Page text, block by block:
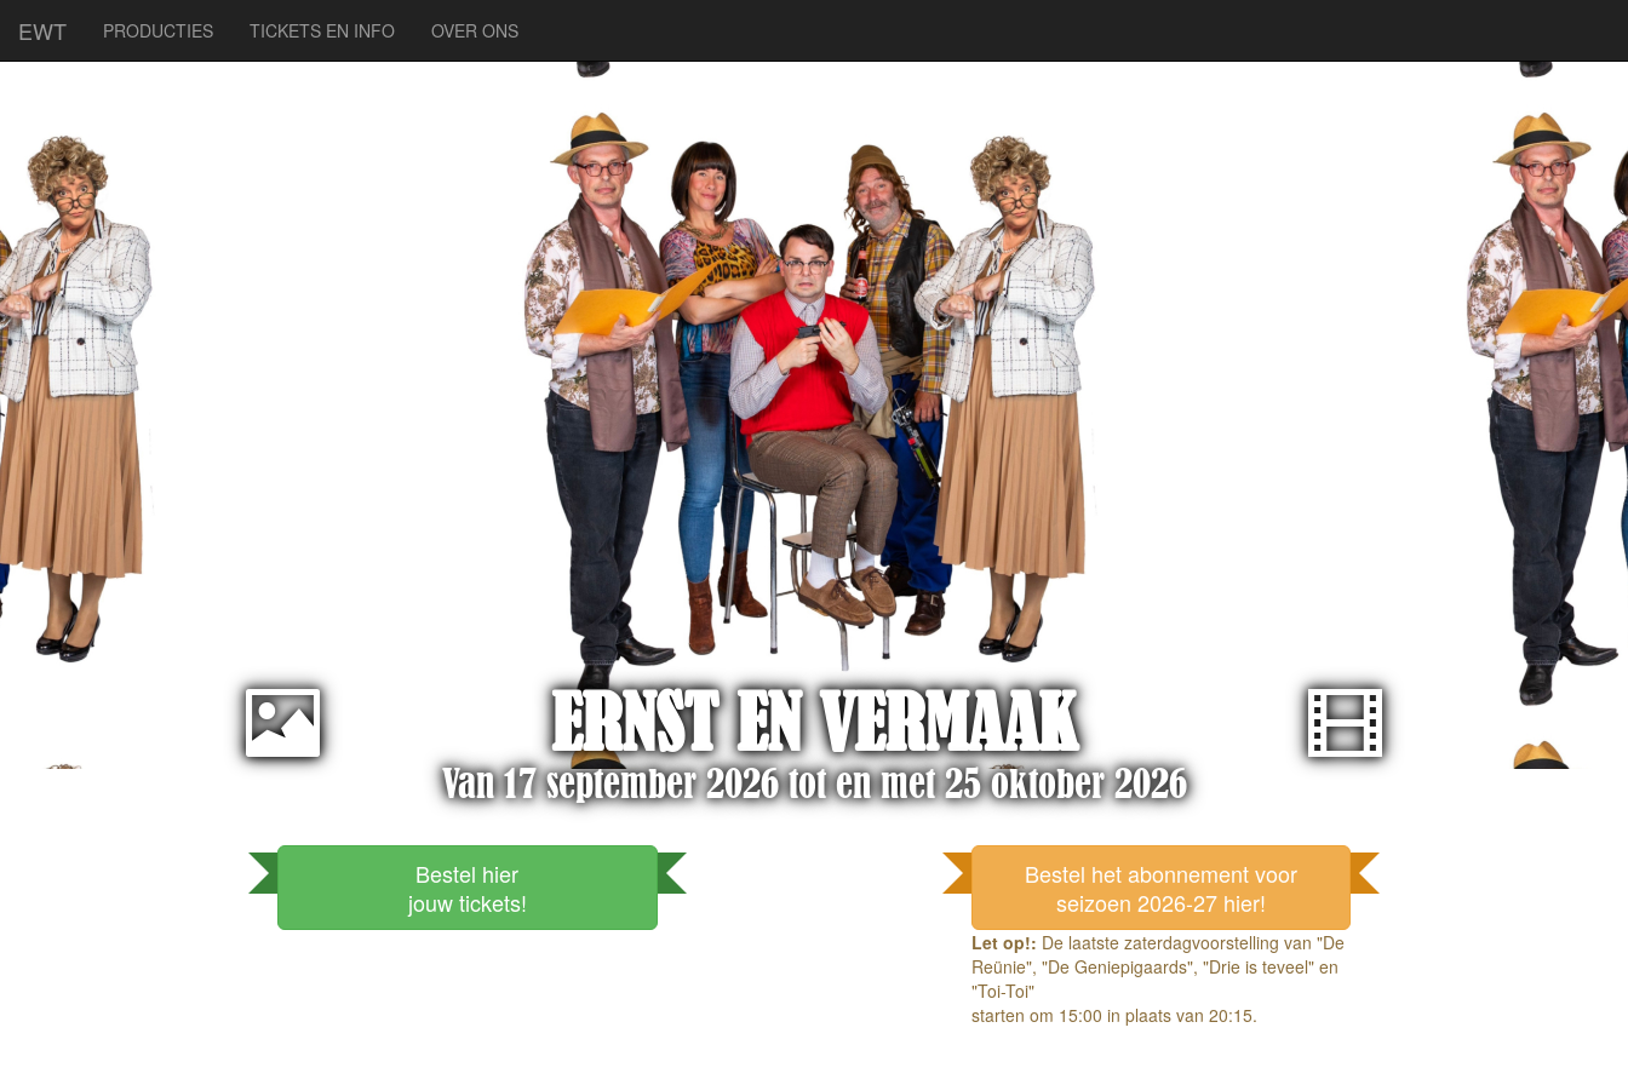
EWT PRODUCTIES TICKETS EN INFO OVER ONS
ERNST EN VERMAAK
Van 17 september 2026 tot en met 25 oktober 2026
Bestel hier
jouw tickets!
Bestel het abonnement voor
seizoen 2026-27 hier!
Let op!: De laatste zaterdagvoorstelling van "De
Reünie", "De Geniepigaards", "Drie is teveel" en
"Toi-Toi"
starten om 15:00 in plaats van 20:15.